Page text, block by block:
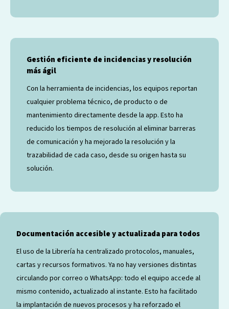
Gestión eficiente de incidencias y resolución
más ágil
Con la herramienta de incidencias, los equipos reportan
cualquier problema técnico, de producto o de
mantenimiento directamente desde la app. Esto ha
reducido los tiempos de resolución al eliminar barreras
de comunicación y ha mejorado la resolución y la
trazabilidad de cada caso, desde su origen hasta su
solución.
Documentación accesible y actualizada para todos
El uso de la Librería ha centralizado protocolos, manuales,
cartas y recursos formativos. Ya no hay versiones distintas
circulando por correo o WhatsApp: todo el equipo accede al
mismo contenido, actualizado al instante. Esto ha facilitado
la implantación de nuevos procesos y ha reforzado el